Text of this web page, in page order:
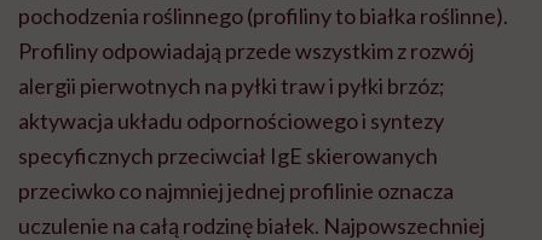
pochodzenia roślinnego (profiliny to białka roślinne).
Profiliny odpowiadają przede wszystkim z rozwój
alergii pierwotnych na pyłki traw i pyłki brzóz;
aktywacja układu odpornościowego i syntezy
specyficznych przeciwciał IgE skierowanych
przeciwko co najmniej jednej profilinie oznacza
uczulenie na całą rodzinę białek. Najpowszechniej